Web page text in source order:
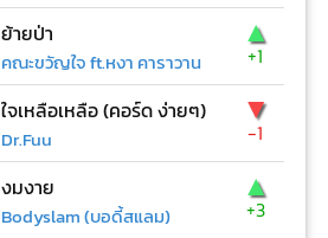
ย้ายป่า
คณะขวัญใจ ft.หงา คาราวาน
▲
+1
ใจเหลือเหลือ (คอร์ด ง่ายๆ)
Dr.Fuu
▼
-1
งมงาย
Bodyslam (บอดี้สแลม)
▲
+3